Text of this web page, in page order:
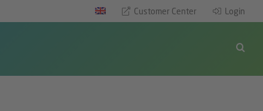
Customer Center Login